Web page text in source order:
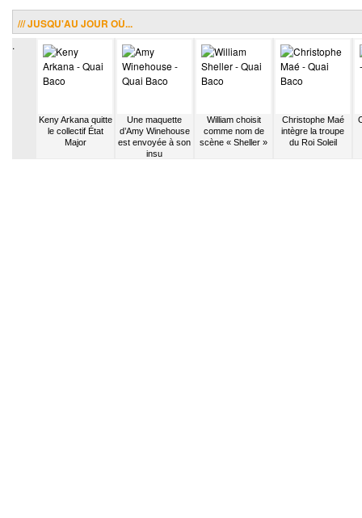
/// JUSQU'AU JOUR OÙ...
.
Keny Arkana quitte
le collectif État
Major
Une maquette
d’Amy Winehouse
est envoyée à son
insu
William choisit
comme nom de
scène « Sheller »
Christophe Maé
intègre la troupe
du Roi Soleil